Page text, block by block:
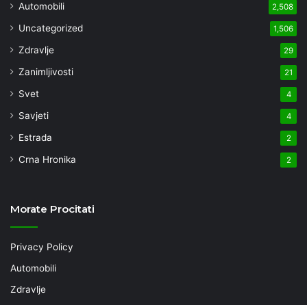
Automobili 2,508
Uncategorized 1,506
Zdravlje 29
Zanimljivosti 21
Svet 4
Savjeti 4
Estrada 2
Crna Hronika 2
Morate Procitati
Privacy Policy
Automobili
Zdravlje